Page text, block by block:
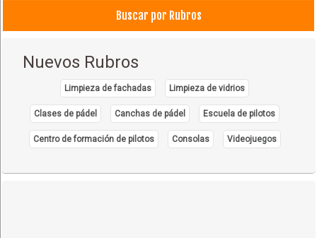
Buscar por Rubros
Nuevos Rubros
Limpieza de fachadas Limpieza de vidrios
Clases de pádel Canchas de pádel Escuela de pilotos
Centro de formación de pilotos Consolas Videojuegos